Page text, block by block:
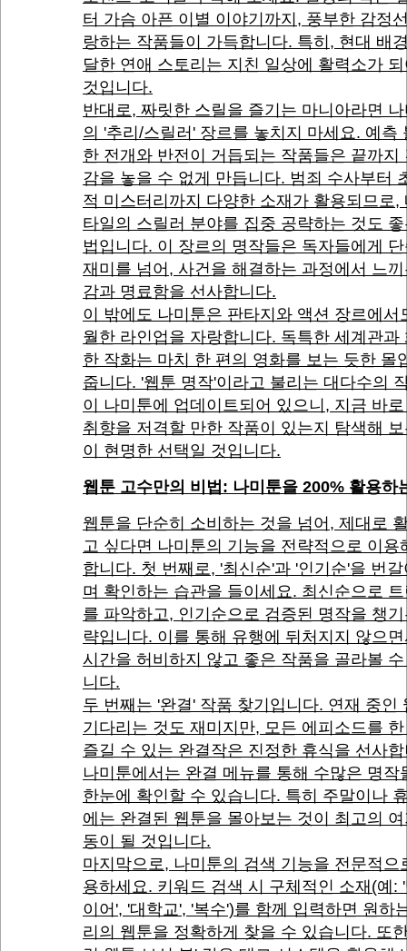
터 가슴 아픈 이별 이야기까지, 풍부한 감정
랑하는 작품들이 가득합니다. 특히, 현대 배
달한 연애 스토리는 지친 일상에 활력소가
것입니다.
반대로, 짜릿한 스릴을 즐기는 마니아라면
의 '추리/스릴러' 장르를 놓치지 마세요. 예측
한 전개와 반전이 거듭되는 작품들은 끝까지
감을 놓을 수 없게 만듭니다. 범죄 수사부터
적 미스터리까지 다양한 소재가 활용되므로,
타일의 스릴러 분야를 집중 공략하는 것도
법입니다. 이 장르의 명작들은 독자들에게
재미를 넘어, 사건을 해결하는 과정에서 느
감과 명료함을 선사합니다.
이 밖에도 나미툰은 판타지와 액션 장르에서
월한 라인업을 자랑합니다. 독특한 세계관과
한 작화는 마치 한 편의 영화를 보는 듯한 몰
줍니다. '웹툰 명작'이라고 불리는 대다수의
이 나미툰에 업데이트되어 있으니, 지금 바
취향을 저격할 만한 작품이 있는지 탐색해
이 현명한 선택일 것입니다.
웹툰 고수만의 비법: 나미툰을 200% 활용하
웹툰을 단순히 소비하는 것을 넘어, 제대로
고 싶다면 나미툰의 기능을 전략적으로 이용
합니다. 첫 번째로, '최신순'과 '인기순'을 번
며 확인하는 습관을 들이세요. 최신순으로
를 파악하고, 인기순으로 검증된 명작을 챙
략입니다. 이를 통해 유행에 뒤처지지 않으
시간을 허비하지 않고 좋은 작품을 골라볼
니다.
두 번째는 '완결' 작품 찾기입니다. 연재 중인
기다리는 것도 재미지만, 모든 에피소드를
즐길 수 있는 완결작은 진정한 휴식을 선사
나미툰에서는 완결 메뉴를 통해 수많은 명작
한눈에 확인할 수 있습니다. 특히 주말이나
에는 완결된 웹툰을 몰아보는 것이 최고의
동이 될 것입니다.
마지막으로, 나미툰의 검색 기능을 전문적으
용하세요. 키워드 검색 시 구체적인 소재(예:
이어', '대학교', '복수')를 함께 입력하면 원하
리의 웹툰을 정확하게 찾을 수 있습니다. 또